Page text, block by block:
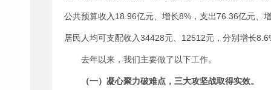
公共预算收入18.96亿元、增长8%，支出76.36亿元、
居民人均可支配收入34428元、12512元，分别增长
去年以来，我们主要做了以下工作。
（一）凝心聚力破难点，三大攻坚战取得实效。